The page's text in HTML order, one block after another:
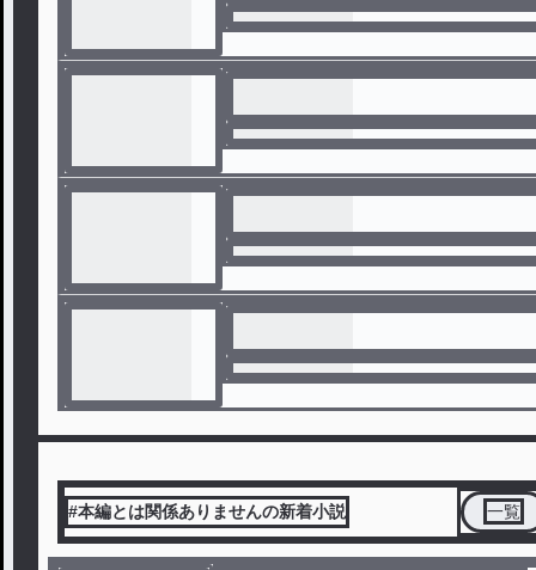
#本編とは関係ありませんの新着小説 一覧